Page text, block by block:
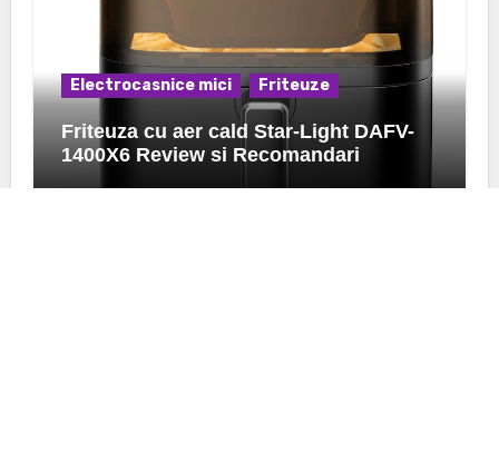
Electrocasnice mici Friteuze
Friteuza cu aer cald Star-Light DAFV-
1400X6 Review si Recomandari